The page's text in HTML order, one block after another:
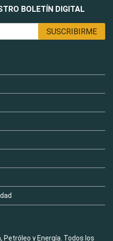
BOLETÍN DIGITAL
Petróleo y Energía. Todos los